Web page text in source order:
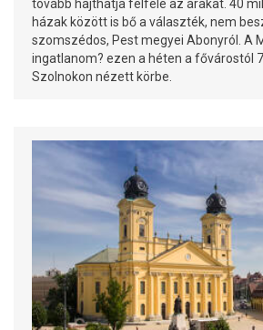
tovább hajthatja felfelé az árakat. 40
házak között is bő a választék, nem
szomszédos, Pest megyei Abonyról. A
ingatlanom? ezen a héten a fővárostól
Szolnokon nézett körbe.